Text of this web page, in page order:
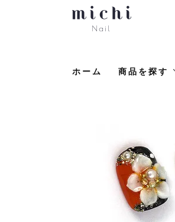
ホーム 商品を探す